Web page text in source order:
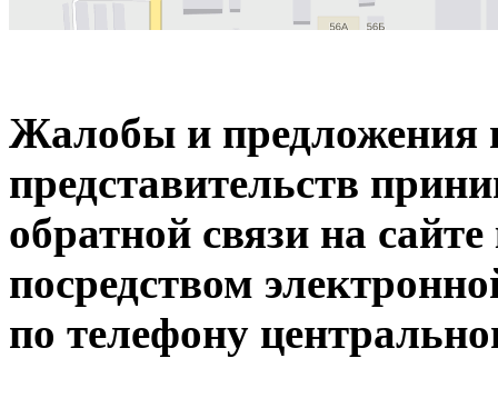
Жалобы и предложения
представительств
обратной связи на
посредством
по телефону